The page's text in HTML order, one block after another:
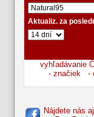
Aktualiz. za
vyhľadávanie
- značiek
-
Nájdete nás aj